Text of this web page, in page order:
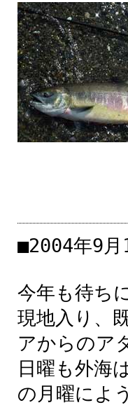
■2004年9月
今年も待ち
現地入 り、
アからのア
日曜も外海
の 月曜によ